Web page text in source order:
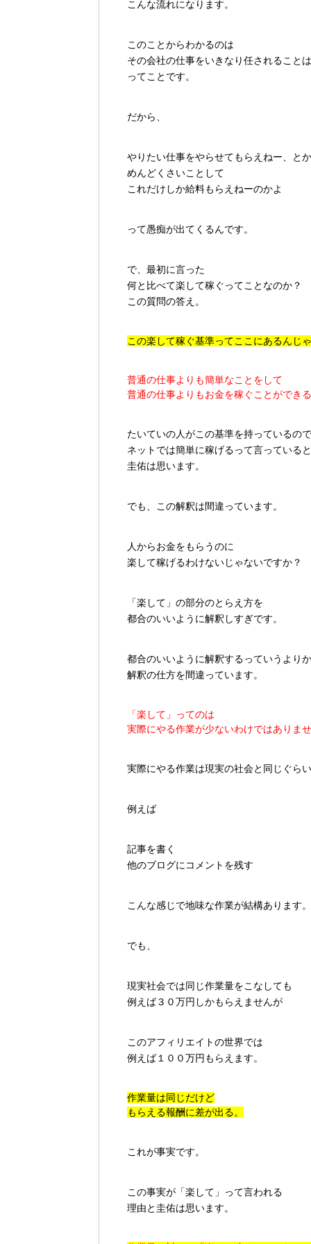
こんな流れになります。
このことからわかるのは
その会社の仕事をいきなり任されること
ってことです。
だから、
やりたい仕事をやらせてもらえねー、とか
めんどくさいことして
これだけしか給料もらえねーのかよ
って愚痴が出てくるんです。
で、最初に言った
何と比べて楽して稼ぐってことなのか？
この質問の答え。
この楽して稼ぐ基準ってここにあるんじ
普通の仕事よりも簡単なことをして
普通の仕事よりもお金を稼ぐことができる
たいていの人がこの基準を持っているので
ネットでは簡単に稼げるって言っていると
圭佑は思います。
でも、この解釈は間違っています。
人からお金をもらうのに
楽して稼げるわけないじゃないですか？
「楽して」の部分のとらえ方を
都合のいいように解釈しすぎです。
都合のいいように解釈するっていうより
解釈の仕方を間違っています。
「楽して」ってのは
実際にやる作業が少ないわけではありませ
実際にやる作業は現実の社会と同じぐらい
例えば
記事を書く
他のブログにコメントを残す
こんな感じで地味な作業が結構あります。
でも、
現実社会では同じ作業量をこなしても
例えば３０万円しかもらえませんが
このアフィリエイトの世界では
例えば１００万円もらえます。
作業量は同じだけど
もらえる報酬に差が出る。
これが事実です。
この事実が「楽して」って言われる
理由と圭佑は思います。